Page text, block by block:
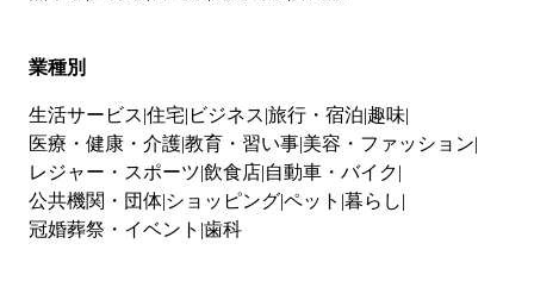
業種別
生活サービス 住宅 ビジネス 旅行・宿泊 趣味
医療・健康・介護教育・習い事 美容・ファッション
レジャー・スポーツ 飲食店 自動車・バイク
公共機関・団体 ショッピングペット 暮らし
冠婚葬祭・イベント 歯科